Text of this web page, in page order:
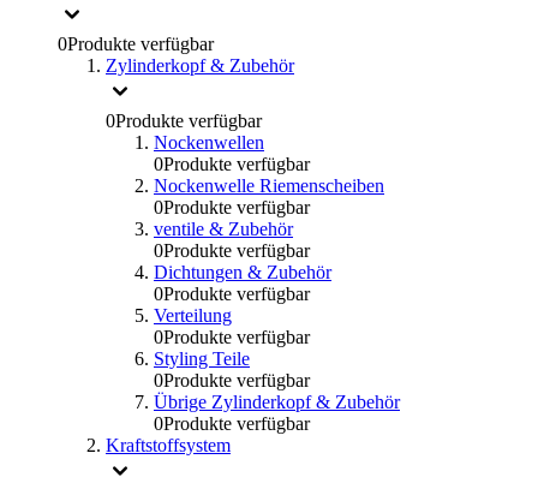
0Produkte verfügbar
Zylinderkopf & Zubehör
0Produkte verfügbar
Nockenwellen
0Produkte verfügbar
Nockenwelle Riemenscheiben
0Produkte verfügbar
ventile & Zubehör
0Produkte verfügbar
Dichtungen & Zubehör
0Produkte verfügbar
Verteilung
0Produkte verfügbar
Styling Teile
0Produkte verfügbar
Übrige Zylinderkopf & Zubehör
0Produkte verfügbar
Kraftstoffsystem